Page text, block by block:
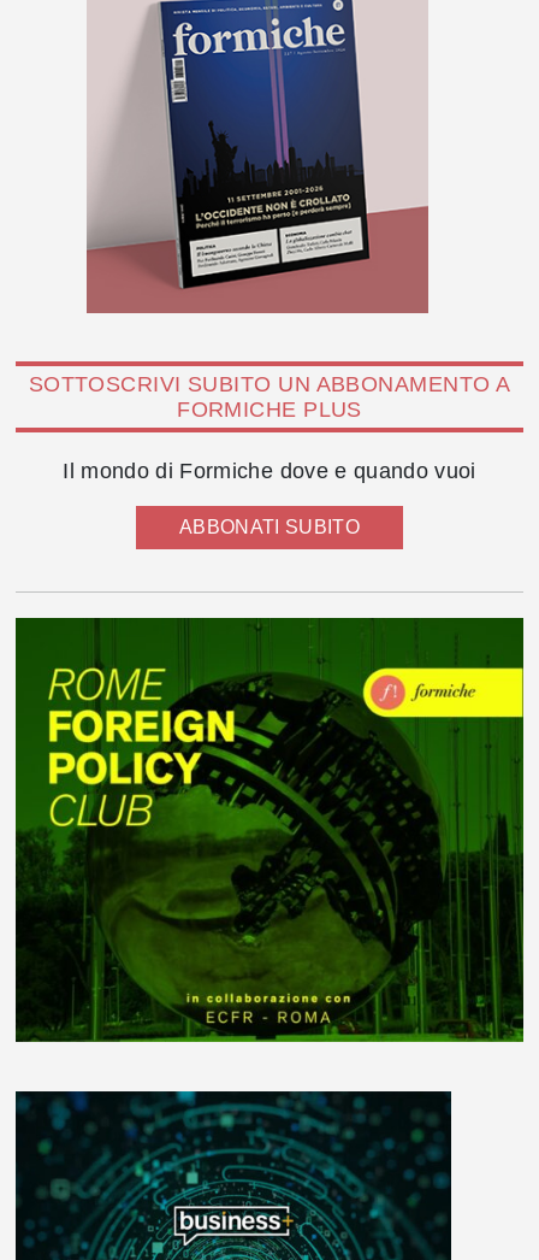
SOTTOSCRIVI SUBITO UN ABBONAMENTO A
FORMICHE PLUS
Il mondo di Formiche dove e quando vuoi
ABBONATI SUBITO